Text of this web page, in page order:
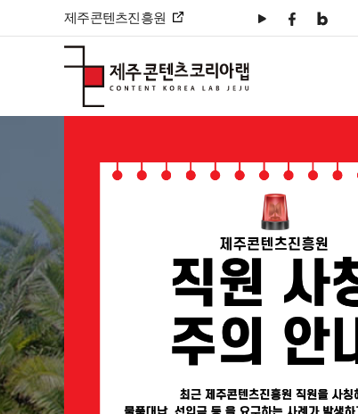
제주콘텐츠진흥원